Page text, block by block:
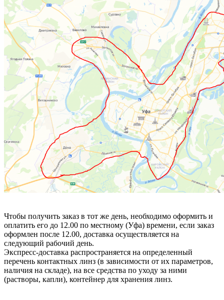
Чтобы получить заказ в тот же день, необходимо оформить и
оплатить его до 12.00 по местному (Уфа) времени, если заказ
оформлен после 12.00, доставка осуществляется на
следующий рабочий день.
Экспресс-доставка распространяется на определенный
перечень контактных линз (в зависимости от их параметров,
наличия на складе), на все средства по уходу за ними
(растворы, капли), контейнер для хранения линз.